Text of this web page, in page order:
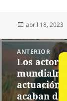
Publicado
abril 18, 2023
Navegación
entradas
ANTERIOR
Entrada
anterior:
Los
actuación
acaban de